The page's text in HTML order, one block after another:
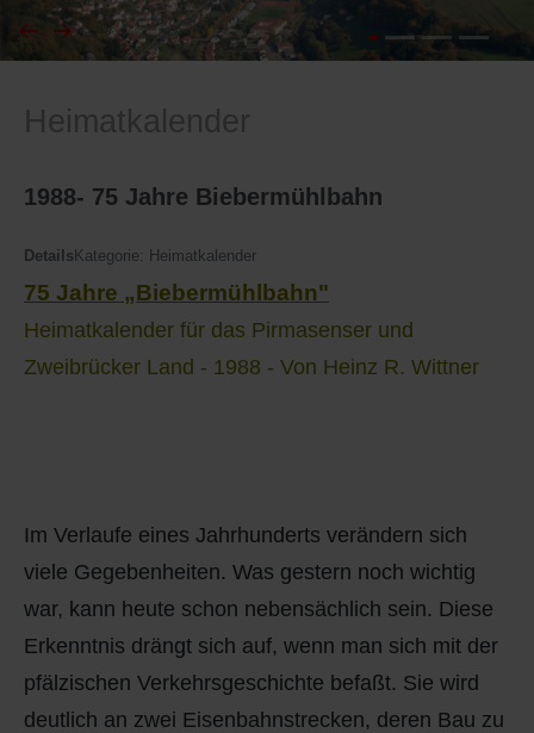
Heimatkalender
1988- 75 Jahre Biebermühlbahn
Details Kategorie: Heimatkalender
75 Jahre „Biebermühlbahn"
Heimatkalender für das Pirmasenser und
Zweibrücker Land - 1988 - Von Heinz R. Wittner
Im Verlaufe eines Jahrhunderts verändern sich
viele Gegebenheiten. Was gestern noch wichtig
war, kann heute schon nebensächlich sein. Diese
Erkenntnis drängt sich auf, wenn man sich mit der
pfälzischen Verkehrsgeschichte befaßt. Sie wird
deutlich an zwei Eisenbahnstrecken, deren Bau zu
J
M
N
Q
R
Feuerwehr
Friedhöfe
Kirchen
Literatur
Schulen - Kindergarten
Spielplätze
Strassen-Wege-Pfade